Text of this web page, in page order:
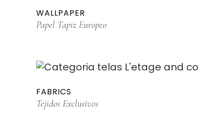
WALLPAPER
Papel Tapiz Europeo
FABRICS
Tejidos Exclusivos